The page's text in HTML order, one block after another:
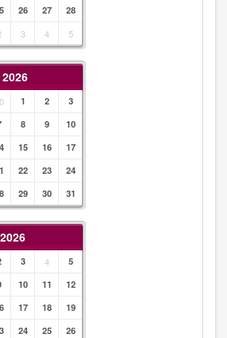
26 27
28
3 4 5
1 2
3
8 9
10
15 16
17
22 23
24
29 30 31
3 4
5
10 11
12
17 18
19
24 25
26